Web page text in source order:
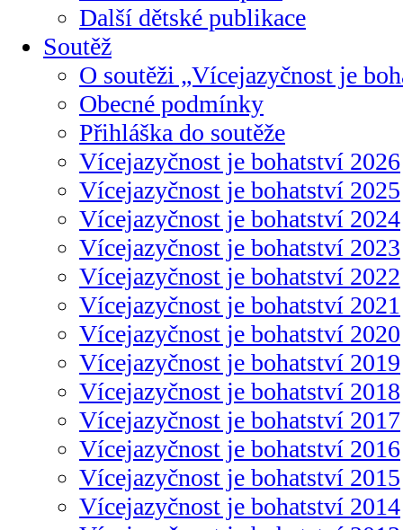
Další dětské publikace
Soutěž
O soutěži „Vícejazyčnost je
Obecné podmínky
Přihláška do soutěže
Vícejazyčnost je bohatství 2026
Vícejazyčnost je bohatství 2025
Vícejazyčnost je bohatství 2024
Vícejazyčnost je bohatství 2023
Vícejazyčnost je bohatství 2022
Vícejazyčnost je bohatství 2021
Vícejazyčnost je bohatství 2020
Vícejazyčnost je bohatství 2019
Vícejazyčnost je bohatství 2018
Vícejazyčnost je bohatství 2017
Vícejazyčnost je bohatství 2016
Vícejazyčnost je bohatství 2015
Vícejazyčnost je bohatství 2014